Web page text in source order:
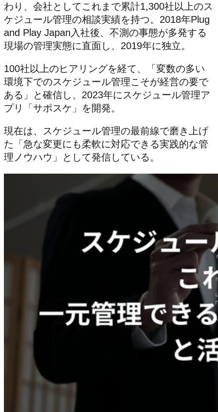
わり、会社としてこれまで累計1,300社以上のス
ケジュール管理の相談実績を持つ。2018年Plug
and Play Japan入社後、不測の事態が多発する
現場の管理実態に直面し、2019年に独立。
100社以上のヒアリングを経て、「変数の多い
環境下でのスケジュール管理こそが経営の要で
ある」と確信し、2023年にスケジュール管理ア
プリ「サポスケ」を開発。
現在は、スケジュール管理の最前線で磨き上げ
た「急な変更にも柔軟に対応できる実践的な管
理ノウハウ」として発信している。